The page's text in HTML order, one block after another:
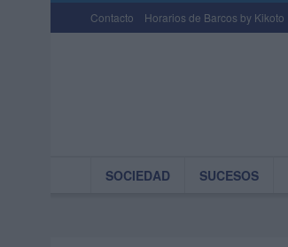
Contacto Horarios de Barcos by Kikoto
SOCIEDAD SUCESOS